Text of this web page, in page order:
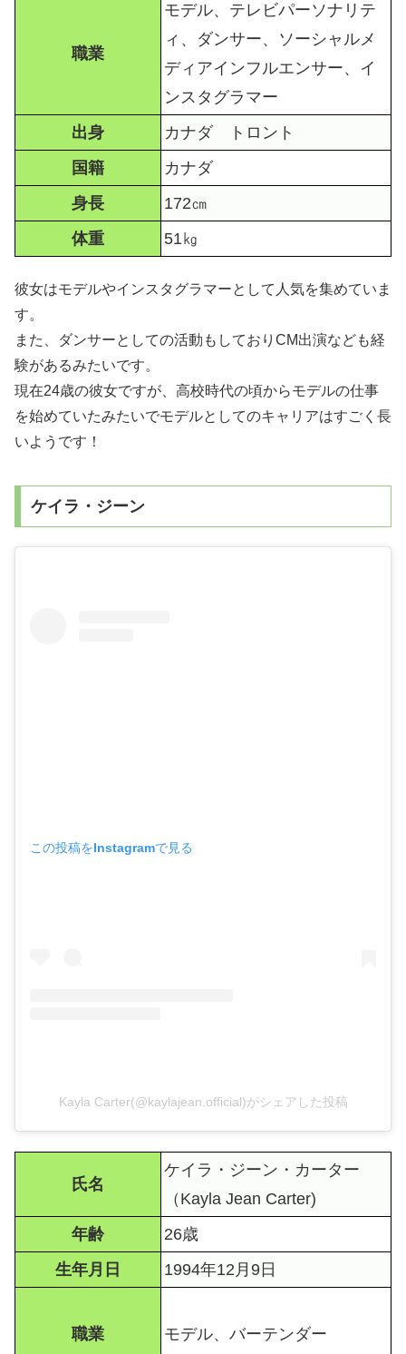
職業
モデル、テレビパーソナリテ
ィ、ダンサー、ソーシャルメ
ディアインフルエンサー、イ
ンスタグラマー
出身
カナダ トロント
国籍
カナダ
身長
172㎝
体重
51㎏
彼女はモデルやインスタグラマーとして人気を集めていま
す。
また、ダンサーとしての活動もしておりCM出演なども経
験があるみたいです。
現在24歳の彼女ですが、高校時代の頃からモデルの仕事
を始めていたみたいでモデルとしてのキャリアはすごく長
いようです！
ケイラ・ジーン
この投稿をInstagramで見る
Kayla Carter(@kaylajean.official)がシェアした投稿
氏名
ケイラ・ジーン・カーター
（Kayla Jean Carter)
年齢
26歳
生年月日
1994年12月9日
職業 モデル、バーテンダー